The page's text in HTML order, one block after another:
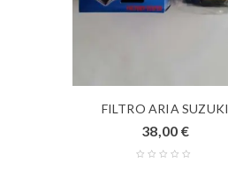
FILTRO ARIA SUZUKI
38,00 €